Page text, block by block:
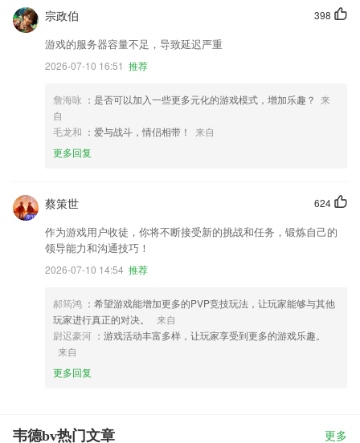
398
宗政伯
游戏的服务器容量不足，导致延迟严重
2026-07-10 16:51 推荐
詹海咏 ：是否可以加入一些更多元化的游戏模式，增加乐趣？ 来
自
毛龙和 ：爱与战斗，情侣相带！
来自
更多回复
624
蔡策世
作为游戏用户收徒，你将不断接受新的挑战和任务，锻炼自己的
领导能力和沟通技巧！
2026-07-10 14:54 推荐
郝筠鸿 ：希望游戏能增加更多的PVP竞技玩法，让玩家能够与其他
玩家进行真正的对决。
来自
尉迟豪河 ：游戏活动丰富多样，让玩家享受到更多的游戏乐趣。
来自
更多回复
韦德bv热门文章 更多